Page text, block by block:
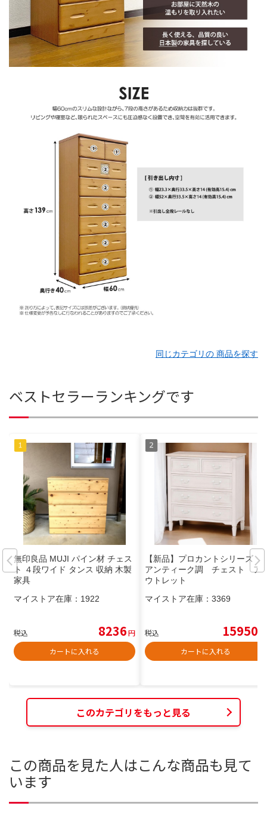
同じカテゴリの 商品を探す
ベストセラーランキングです
無印良品 MUJI パイン材 チェス
ト ４段ワイド タンス 収納 木製
家具
マイストア在庫： 1922
税込 8236円
カートに入れる
【新品】プロカントシリーズ
アンティーク調 チェスト ア
ウトレット
マイストア在庫： 3369
税込 15950
カートに入れる
このカテゴリをもっと見る
この商品を見た人はこんな商品も見て
います